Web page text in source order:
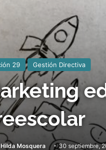
29 Gestión Directiva
Hilda Mosquera 30 septiembre,